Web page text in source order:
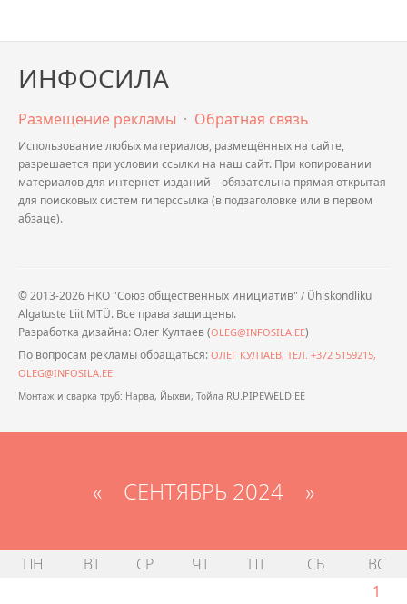
ИНФОСИЛА
Размещение рекламы · Обратная связь
Использование любых материалов, размещённых на сайте,
разрешается при условии ссылки на наш сайт. При копировании
материалов для интернет-изданий – обязательна прямая открытая
для поисковых систем гиперссылка (в подзаголовке или в первом
абзаце).
© 2013-2026 НКО "Союз общественных инициатив" / Ühiskondliku
Algatuste Liit MTÜ. Все права защищены.
Разработка дизайна: Олег Култаев (OLEG@INFOSILA.EE)
По вопросам рекламы обращаться: ОЛЕГ КУЛТАЕВ, ТЕЛ. +372 5159215,
OLEG@INFOSILA.EE
Монтаж и сварка труб: Нарва, Йыхви, Тойла RU.PIPEWELD.EE
« СЕНТЯБРЬ 2024 »
ПН ВТ СР ЧТ ПТ СБ
ВС
1